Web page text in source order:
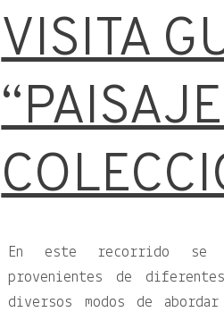
VISITA
En este recorrido se
provenientes de
diversos modos de